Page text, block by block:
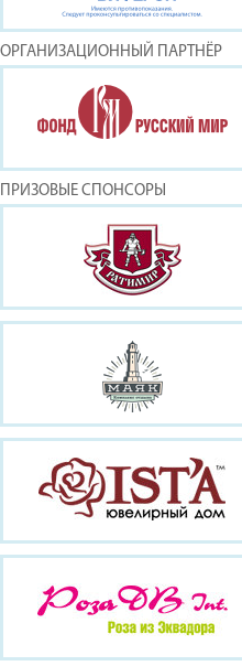
ОРГАНИЗАЦИОННЫЙ ПАРТНЁР
ПРИЗОВЫЕ СПОНСОРЫ